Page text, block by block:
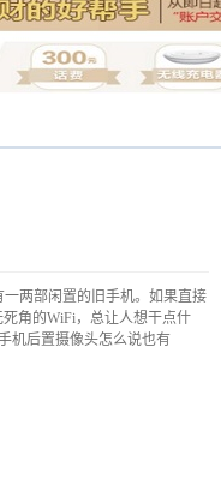
两部闲置的旧手机。如果直接
角的WiFi，总让人想干点什
机后置摄像头怎么说也有